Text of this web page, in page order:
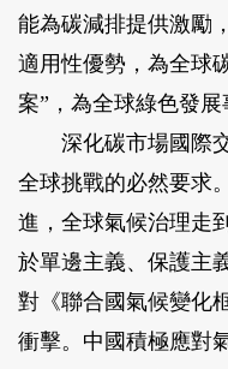
能為碳減排提供激勵
適用性優勢，為全球
案”，為全球綠色發展
深化碳市場國際交
全球挑戰的必然要求
進，全球氣候治理走
於單邊主義、保護主
對《聯合國氣候變化
衝擊。中國積極應對